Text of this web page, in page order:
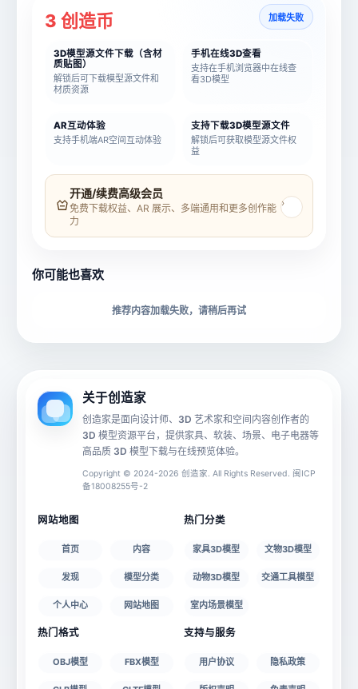
模型名称
材质贴图
文件大小
3 创造币 加载失败
3D模型源文件下载（含材
质贴图）
解锁后可下载模型源文件和
材质资源
手机在线3D查看
支持在手机浏览器中在线查
看3D模型
AR互动体验
支持手机端AR空间互动体验
支持下载3D模型源文件
解锁后可获取模型源文件权
益
开通/续费高级会员
免费下载权益、AR 展示、多端通用和更多创作能
力
›
你可能也喜欢
推荐内容加载失败，请稍后再试
关于创造家
创造家是面向设计师、3D 艺术家和空间内容创作者的
3D 模型资源平台，提供家具、软装、场景、电子电器等
高品质 3D 模型下载与在线预览体验。
Copyright © 2024-2026 创造家. All Rights Reserved. 闽ICP
备18008255号-2
网站地图
首页 内容
发现 模型分类
个人中心 网站地图
热门分类
家具3D模型 文物3D模型
动物3D模型 交通工具模型
室内场景模型
热门格式
OBJ模型 FBX模型
支持与服务
用户协议 隐私政策